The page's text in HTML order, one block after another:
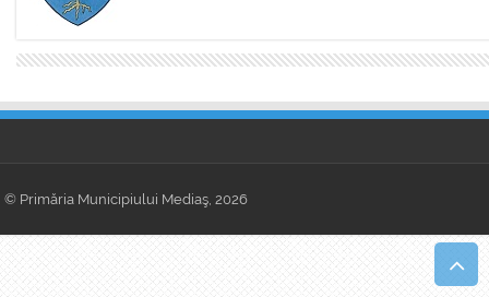
© Primăria Municipiului Mediaş, 2026